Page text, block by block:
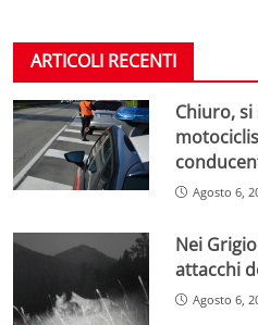
ARTICOLI RECENTI
Chiuro,
Agosto 6,
Nei
attacchi
Agosto 6,